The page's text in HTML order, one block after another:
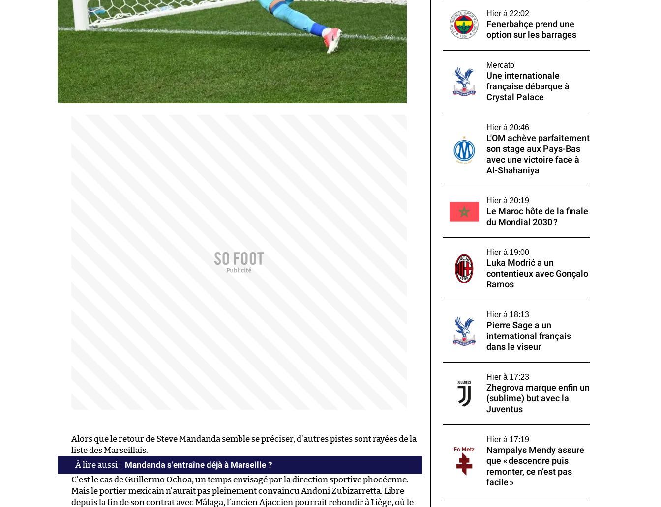
Alors que le retour de Steve Mandanda semble se préciser, d’autres pistes sont rayées de la
liste des Marseillais.
Mandanda s’entraîne déjà à Marseille ?
C’est le cas de Guillermo Ochoa, un temps envisagé par la direction sportive phocéenne.
Mais le portier mexicain n’aurait pas pleinement convaincu Andoni Zubizarretta. Libre
depuis la fin de son contrat avec Málaga, l’ancien Ajaccien pourrait rebondir à Liège, où le
Hier à 22:02
Fenerbahçe prend une
option sur les barrages
Mercato
Une internationale
française débarque à
Crystal Palace
Hier à 20:46
L'OM achève parfaitement
son stage aux Pays-Bas
avec une victoire face à
Al-Shahaniya
Hier à 20:19
Le Maroc hôte de la finale
du Mondial 2030 ?
Hier à 19:00
Luka Modrić a un
contentieux avec Gonçalo
Ramos
Hier à 18:13
Pierre Sage a un
international français
dans le viseur
Hier à 17:23
Zhegrova marque enfin un
(sublime) but avec la
Juventus
Hier à 17:19
Nampalys Mendy assure
que « descendre puis
remonter, ce n’est pas
facile »